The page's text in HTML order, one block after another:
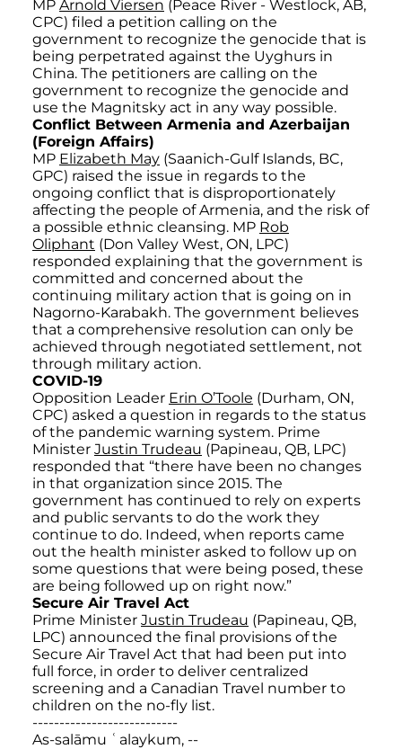
MP Arnold Viersen (Peace River - Westlock, AB,
CPC) filed a petition calling on the
government to recognize the genocide that is
being perpetrated against the Uyghurs in
China. The petitioners are calling on the
government to recognize the genocide and
use the Magnitsky act in any way possible.
Conflict Between Armenia and Azerbaijan
(Foreign Affairs)
MP Elizabeth May (Saanich-Gulf Islands, BC,
GPC) raised the issue in regards to the
ongoing conflict that is disproportionately
affecting the people of Armenia, and the risk of
a possible ethnic cleansing. MP Rob
Oliphant (Don Valley West, ON, LPC)
responded explaining that the government is
committed and concerned about the
continuing military action that is going on in
Nagorno-Karabakh. The government believes
that a comprehensive resolution can only be
achieved through negotiated settlement, not
through military action.
COVID-19
Opposition Leader Erin O’Toole (Durham, ON,
CPC) asked a question in regards to the status
of the pandemic warning system. Prime
Minister Justin Trudeau (Papineau, QB, LPC)
responded that “there have been no changes
in that organization since 2015. The
government has continued to rely on experts
and public servants to do the work they
continue to do. Indeed, when reports came
out the health minister asked to follow up on
some questions that were being posed, these
are being followed up on right now.”
Secure Air Travel Act
Prime Minister Justin Trudeau (Papineau, QB,
LPC) announced the final provisions of the
Secure Air Travel Act that had been put into
full force, in order to deliver centralized
screening and a Canadian Travel number to
children on the no-fly list.
---------------------------
As-salāmu ʿalaykum, --